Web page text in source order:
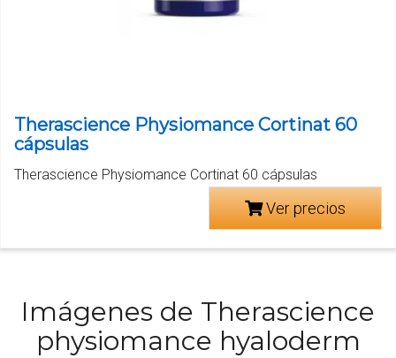
Therascience Physiomance Cortinat 60
cápsulas
Therascience Physiomance Cortinat 60 cápsulas
Ver precios
Imágenes de Therascience
physiomance hyaloderm